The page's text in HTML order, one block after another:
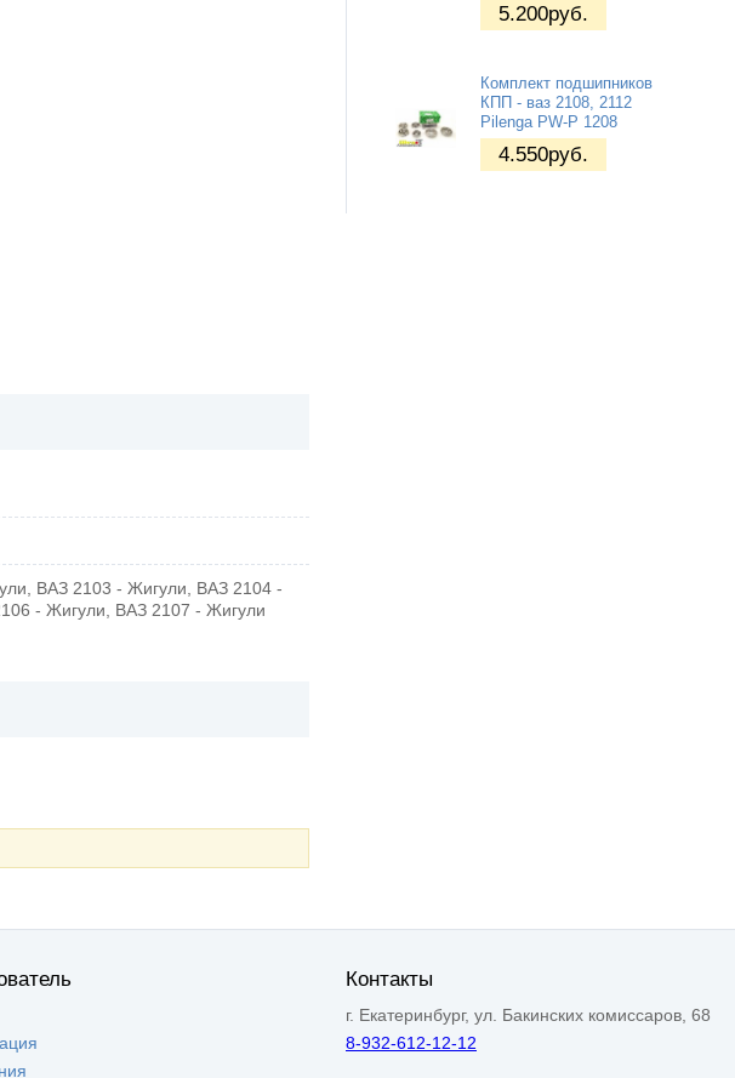
ВАЗ 2103 - Жигули, ВАЗ 2104 -
- Жигули, ВАЗ 2107 - Жигули
5.200руб.
Комплект подшипников
КПП - ваз 2108, 2112
Pilenga PW-P 1208
4.550руб.
Контакты
г. Екатеринбург, ул. Бакинских комиссаров, 68
8-932-612-12-12